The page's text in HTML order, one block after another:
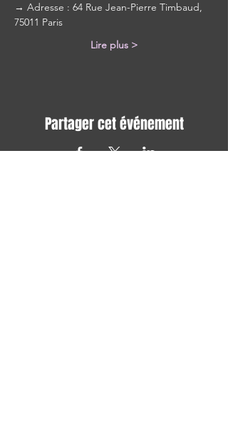
→ Adresse : 64 Rue Jean-Pierre Timbaud,
75011 Paris
Lire plus >
Partager cet événement